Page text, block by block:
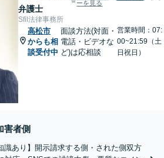
弁護士
ーを見る
Sfil法律事務所
高松市
からも相
談受付中
面談方法(対面・
電話・ビデオな
ど)は応相談
営業時間：07:
00~21:59（土
日祝日）
害者側
識あり】開示請求する側・された側双方